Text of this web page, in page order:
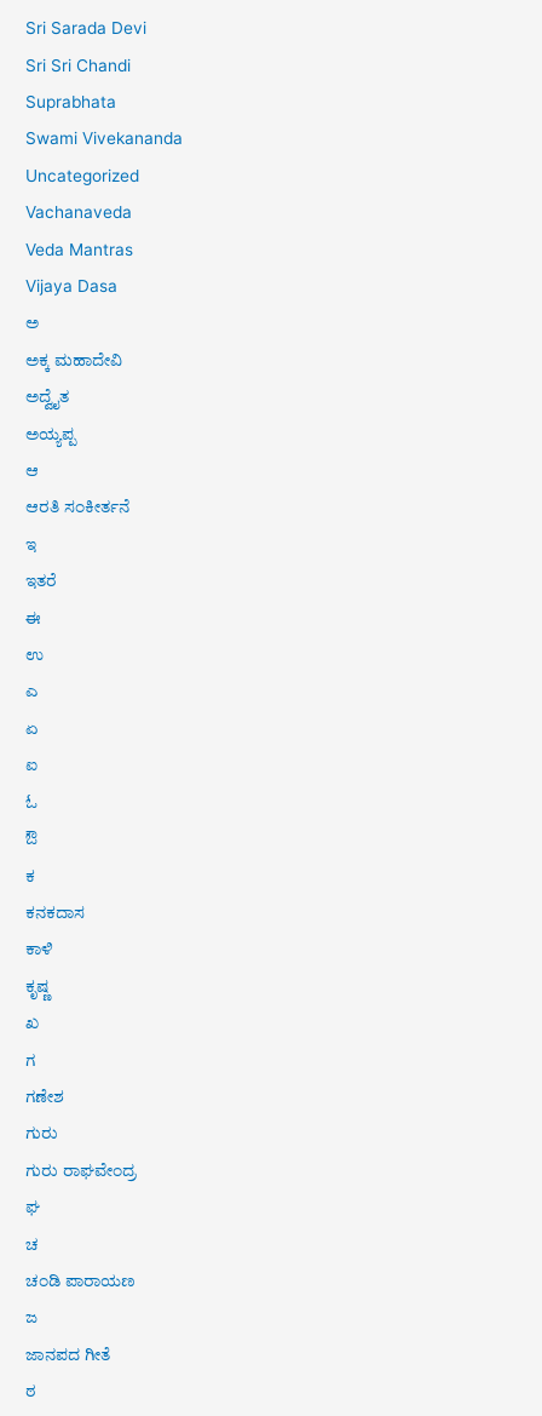
Sri Sarada Devi
Sri Sri Chandi
Suprabhata
Swami Vivekananda
Uncategorized
Vachanaveda
Veda Mantras
Vijaya Dasa
ಅ
ಅಕ್ಕ ಮಹಾದೇವಿ
ಅದ್ವೈತ
ಅಯ್ಯಪ್ಪ
ಆ
ಆರತಿ ಸಂಕೀರ್ತನೆ
ಇ
ಇತರೆ
ಈ
ಉ
ಎ
ಏ
ಐ
ಓ
ಔ
ಕ
ಕನಕದಾಸ
ಕಾಳಿ
ಕೃಷ್ಣ
ಖ
ಗ
ಗಣೇಶ
ಗುರು
ಗುರು ರಾಘವೇಂದ್ರ
ಘ
ಚ
ಚಂಡಿ ಪಾರಾಯಣ
ಜ
ಜಾನಪದ ಗೀತೆ
ಠ